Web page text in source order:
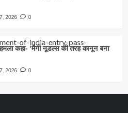
2026
0
कहा- ‘मैगी नूडल्स की तरह कानून बना
2026 0